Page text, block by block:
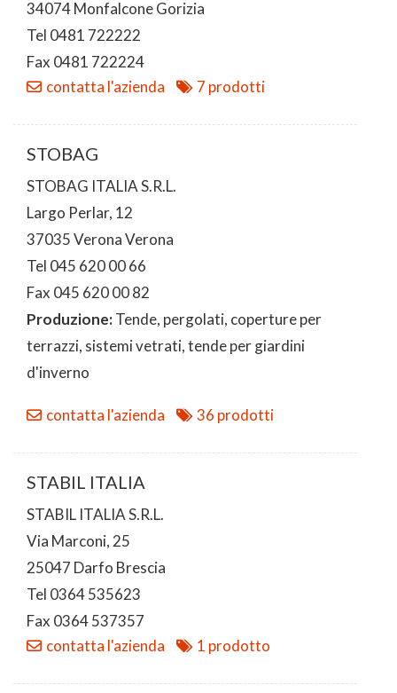
34074 Monfalcone Gorizia
Tel 0481 722222
Fax 0481 722224
contatta l'azienda
7 prodotti
STOBAG
STOBAG ITALIA S.R.L.
Largo Perlar, 12
37035 Verona Verona
Tel 045 620 00 66
Fax 045 620 00 82
Produzione:Tende, pergolati, coperture per
terrazzi, sistemi vetrati, tende per giardini
d'inverno
contatta l'azienda 36 prodotti
STABIL ITALIA
STABIL ITALIA S.R.L.
Via Marconi, 25
25047 Darfo Brescia
Tel 0364 535623
Fax 0364 537357
contatta l'azienda
1 prodotto